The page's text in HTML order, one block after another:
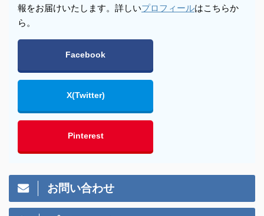
報をお届けいたします。詳しいプロフィールはこちらか
ら。
Facebook
X(Twitter)
Pinterest
お問い合わせ